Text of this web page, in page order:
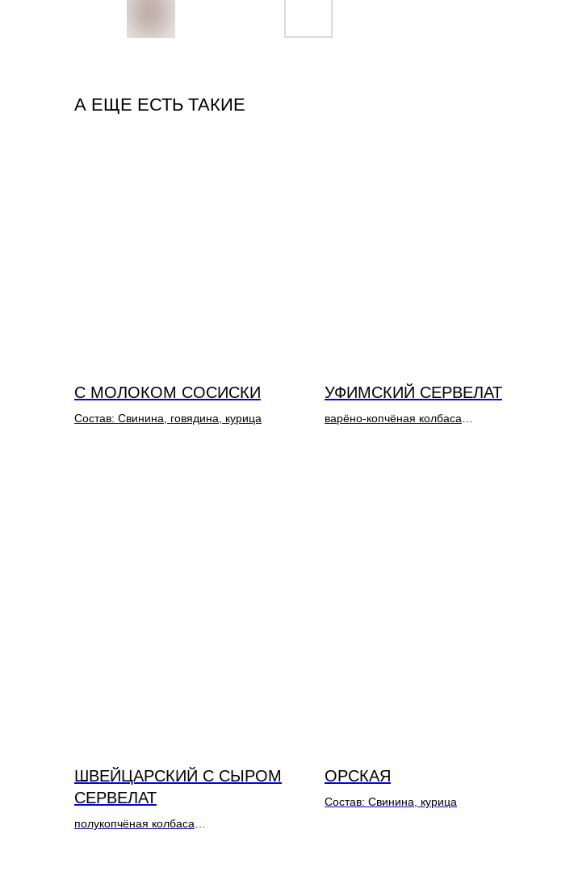
А ЕЩЕ ЕСТЬ ТАКИЕ
С МОЛОКОМ СОСИСКИ
Состав: Свинина, говядина, курица
УФИМСКИЙ СЕРВЕЛАТ
варёно-копчёная колбаса
ШВЕЙЦАРСКИЙ С СЫРОМ
СЕРВЕЛАТ
полукопчёная колбаса
ОРСКАЯ
Состав: Свинина, курица